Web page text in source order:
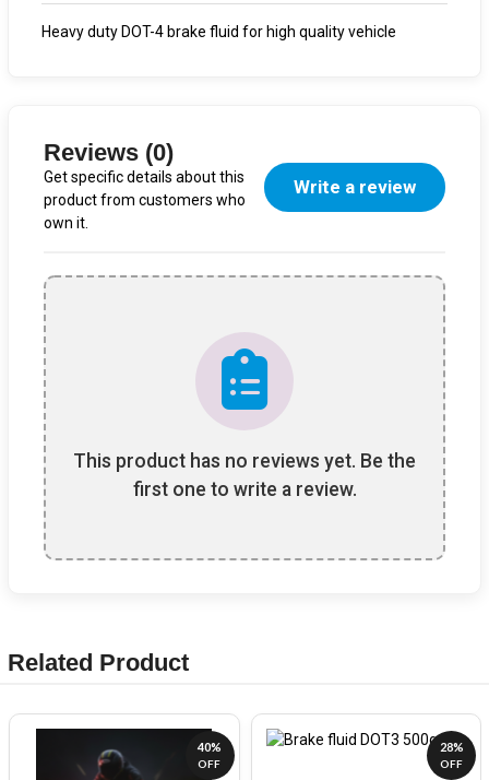
Heavy duty DOT-4 brake fluid for high quality vehicle
Reviews (0)
Get specific details about this
product from customers who
own it.
Write a review
This product has no reviews yet. Be the
first one to write a review.
Related Product
28%
OFF
28%
OFF